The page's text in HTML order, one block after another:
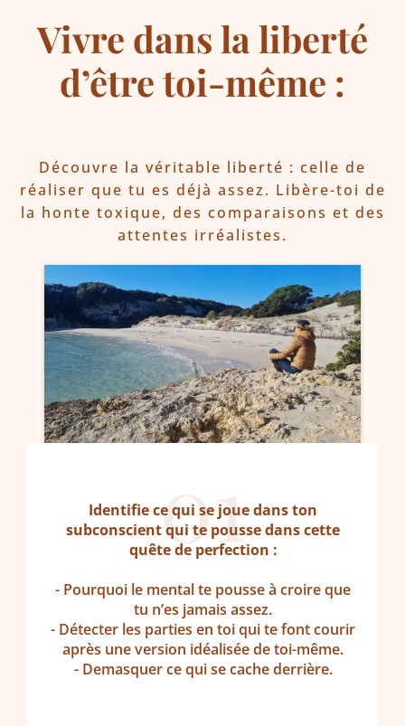
Vivre dans la liberté
d’être toi-même :
Découvre la véritable liberté : celle de
réaliser que tu es déjà assez. Libère-toi de
la honte toxique, des comparaisons et des
attentes irréalistes.
01
Identifie ce qui se joue dans ton
subconscient qui te pousse dans cette
quête de perfection :
- Pourquoi le mental te pousse à croire que
tu n’es jamais assez.
- Détecter les parties en toi qui te font courir
après une version idéalisée de toi-même.
- Demasquer ce qui se cache derrière.